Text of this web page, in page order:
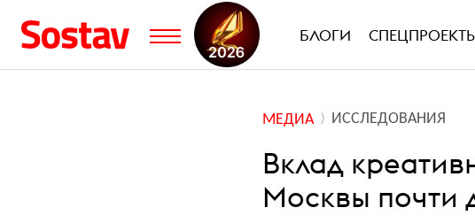
БЛОГИ
МЕДИА ИССЛЕДОВАНИЯ
Вклад
Москвы почти